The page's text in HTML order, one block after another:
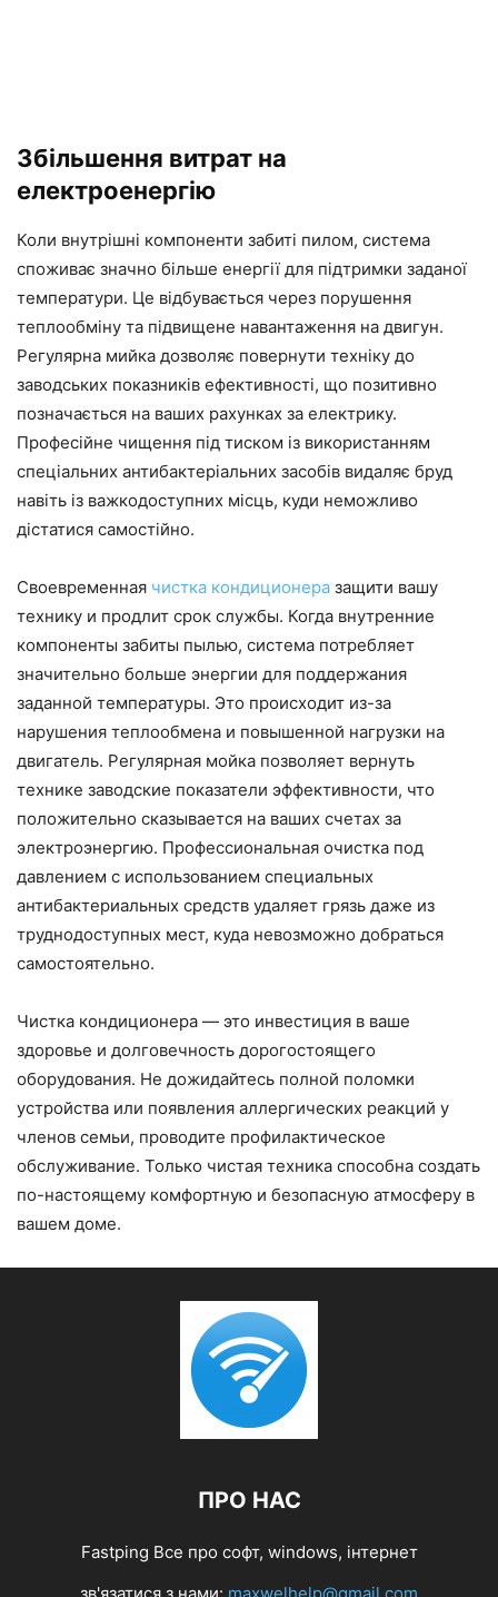
Збільшення витрат на
електроенергію
Коли внутрішні компоненти забиті пилом, система
споживає значно більше енергії для підтримки заданої
температури. Це відбувається через порушення
теплообміну та підвищене навантаження на двигун.
Регулярна мийка дозволяє повернути техніку до
заводських показників ефективності, що позитивно
позначається на ваших рахунках за електрику.
Професійне чищення під тиском із використанням
спеціальних антибактеріальних засобів видаляє бруд
навіть із важкодоступних місць, куди неможливо
дістатися самостійно.
Своевременная чистка кондиционера защити вашу
технику и продлит срок службы. Когда внутренние
компоненты забиты пылью, система потребляет
значительно больше энергии для поддержания
заданной температуры. Это происходит из-за
нарушения теплообмена и повышенной нагрузки на
двигатель. Регулярная мойка позволяет вернуть
технике заводские показатели эффективности, что
положительно сказывается на ваших счетах за
электроэнергию. Профессиональная очистка под
давлением с использованием специальных
антибактериальных средств удаляет грязь даже из
труднодоступных мест, куда невозможно добраться
самостоятельно.
Чистка кондиционера — это инвестиция в ваше
здоровье и долговечность дорогостоящего
оборудования. Не дожидайтесь полной поломки
устройства или появления аллергических реакций у
членов семьи, проводите профилактическое
обслуживание. Только чистая техника способна создать
по-настоящему комфортную и безопасную атмосферу в
вашем доме.
ПРО НАС
Fastping Все про софт, windows, інтернет